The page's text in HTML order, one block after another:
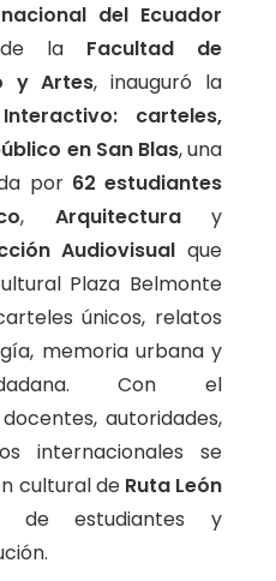
del Ecuador
la Facultad de
y Artes, inauguró la
carteles,
en San Blas, una
por 62 estudiantes
, Arquitecturay
Audiovisual que
Plaza Belmonte
únicos, relatos
memoria urbana y
Con el
autoridades,
internacionales se
cultural de Ruta León
de estudiantes y